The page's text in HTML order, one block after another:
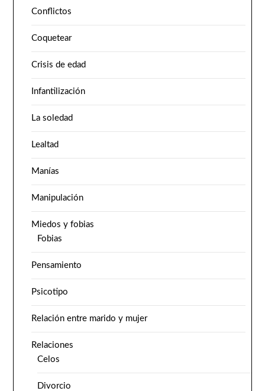
Conflictos
Coquetear
Crisis de edad
Infantilización
La soledad
Lealtad
Manías
Manipulación
Miedos y fobias
Fobias
Pensamiento
Psicotipo
Relación entre marido y mujer
Relaciones
Celos
Divorcio